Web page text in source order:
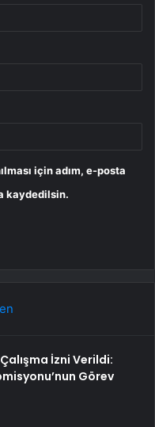
için adım, e-posta
kaydedilsin.
İzni Verildi:
Görev